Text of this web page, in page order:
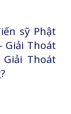
sỹ Phật
Giải Thoát
Thoát